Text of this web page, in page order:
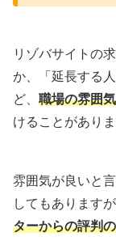
リゾバサイトの
か、「延長する
ど、 職場の雰囲
けることがありま
雰囲気が良いと
してもあります
ターからの評判